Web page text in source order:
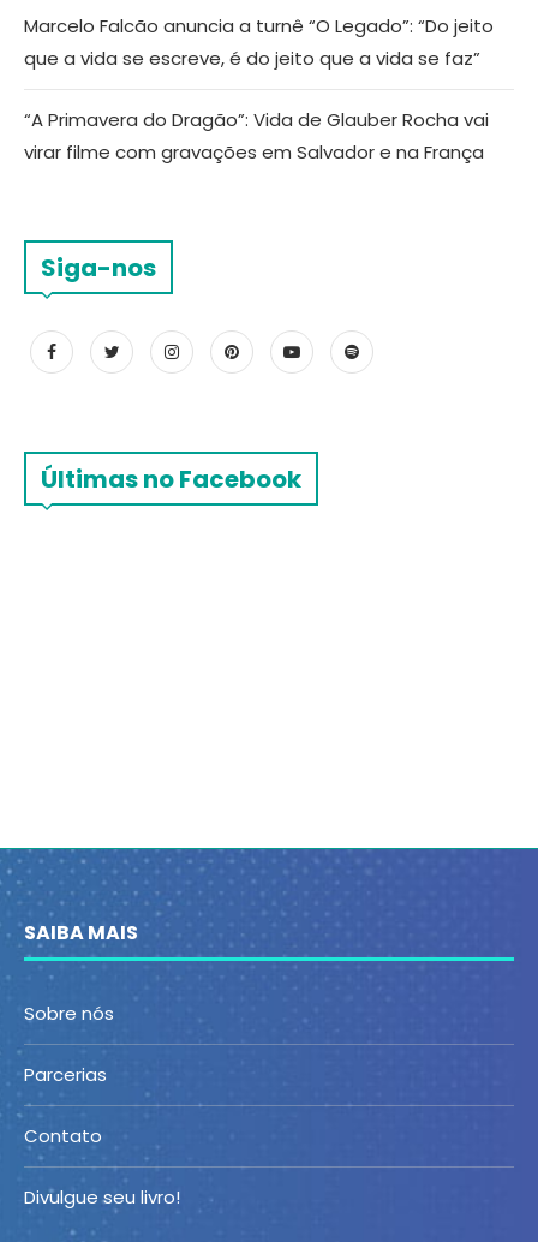
Marcelo Falcão anuncia a turnê “O Legado”: “Do jeito
que a vida se escreve, é do jeito que a vida se faz”
“A Primavera do Dragão”: Vida de Glauber Rocha vai
virar filme com gravações em Salvador e na França
Siga-nos
Últimas no Facebook
SAIBA MAIS
Sobre nós
Parcerias
Contato
Divulgue seu livro!